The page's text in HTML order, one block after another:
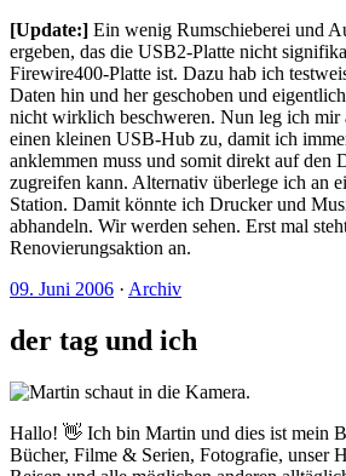
[Update:] Ein wenig Rumschieberei und
ergeben, das die USB2-Platte nicht
Firewire400-Platte ist. Dazu hab ich
Daten hin und her geschoben und
nicht wirklich beschweren. Nun leg ich mir
einen kleinen USB-Hub zu, damit ich
anklemmen muss und somit direkt auf den
zugreifen kann. Alternativ überlege ich an
Station. Damit könnte ich Drucker und
abhandeln. Wir werden sehen. Erst mal
Renovierungsaktion an.
09. Juni 2006 · Archiv
der tag und ich
Hallo! 👋 Ich bin Martin und dies ist mein
Bücher, Filme & Serien, Fotografie, unser